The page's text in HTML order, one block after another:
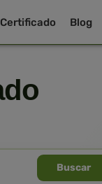
Certificado Blog
Buscar